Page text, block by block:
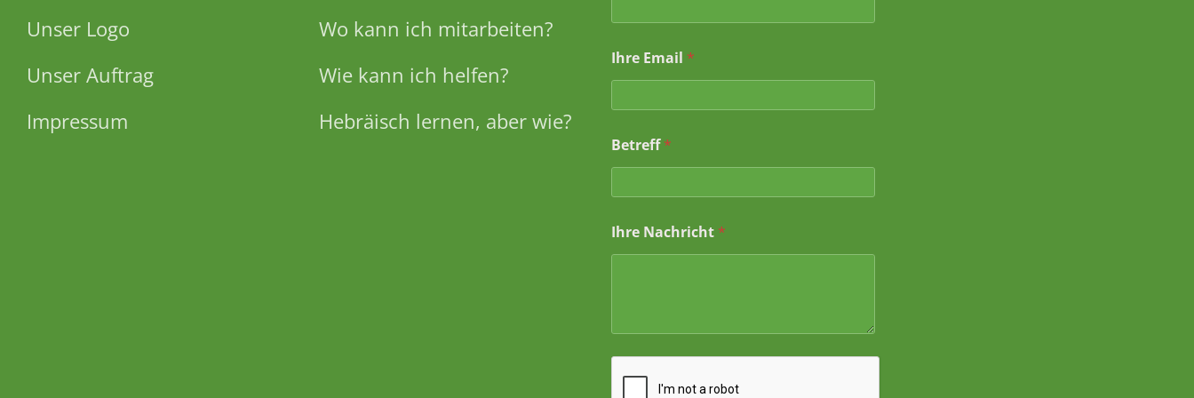
Unser Logo
Unser Auftrag
Impressum
Wo kann ich mitarbeiten?
Wie kann ich helfen?
Hebräisch lernen, aber wie?
e
Ihre Email *
Betreff*
Ihre Nachricht *